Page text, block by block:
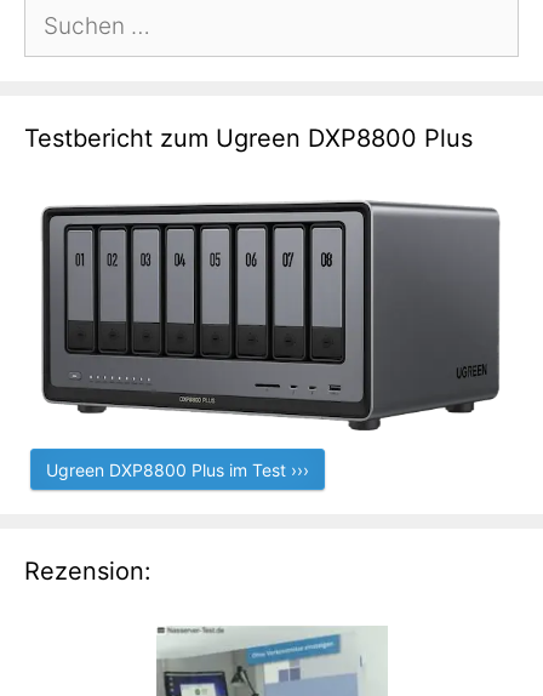
Suchen
nach:
Testbericht zum Ugreen DXP8800 Plus
Ugreen DXP8800 Plus im Test ›››
Rezension: